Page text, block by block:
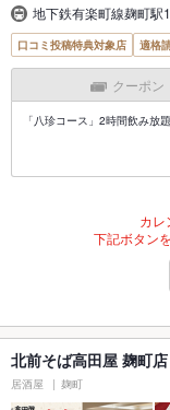
地下鉄有楽町線麹町駅
口コミ投稿特典対象店 適格
クーポン
「八珍コース」2時間飲み放
カレ
下記ボタン
北前そば高田屋 麹町店
居酒屋 麹町